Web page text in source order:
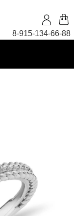
8-915-134-66-88